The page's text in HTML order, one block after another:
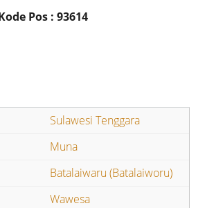
Pos : 93614
Sulawesi Tenggara
Muna
Batalaiwaru (Batalaiworu)
Wawesa